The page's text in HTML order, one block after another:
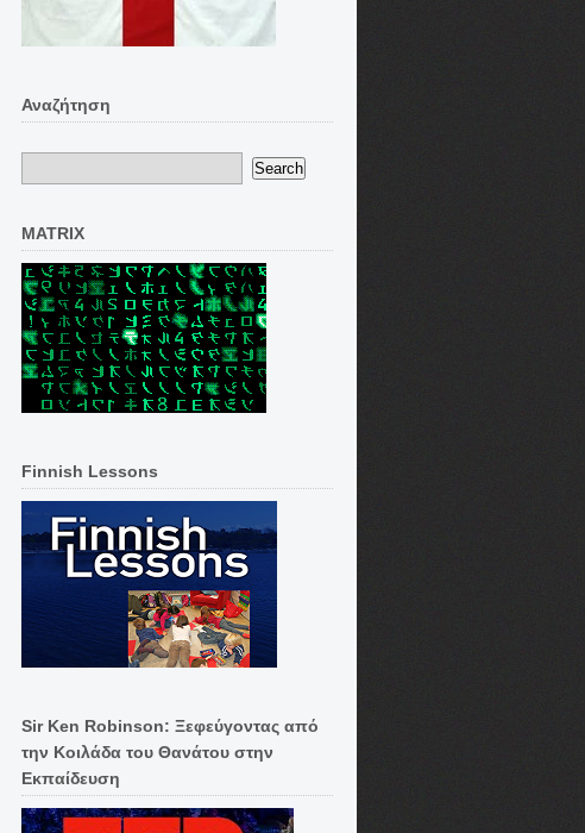
Αναζήτηση
MATRIX
Finnish Lessons
Sir Ken Robinson: Ξεφεύγοντας από
την Κοιλάδα του Θανάτου στην
Εκπαίδευση